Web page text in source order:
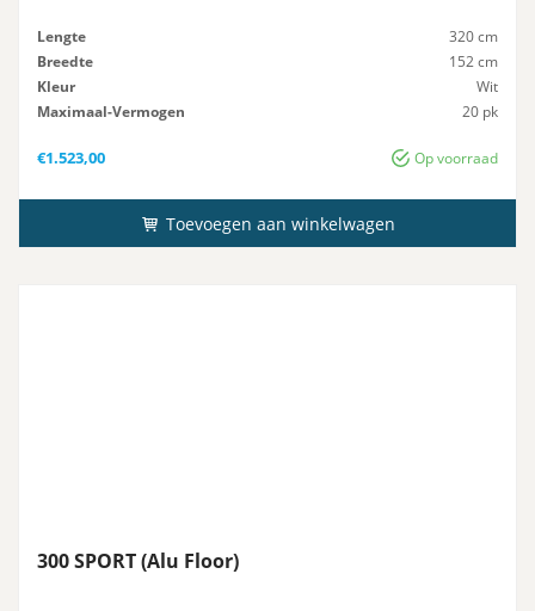
Lengte
320 cm
Breedte
152 cm
Kleur
Wit
Maximaal-Vermogen
20 pk
Op voorraad
€1.523,00
Toevoegen aan winkelwagen
300 SPORT (Alu Floor)